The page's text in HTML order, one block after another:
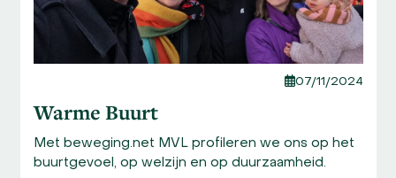
navigation
buttons
07/11/2024
Warme Buurt
Met beweging.net MVL profileren we ons op het
buurtgevoel, op welzijn en op duurzaamheid.